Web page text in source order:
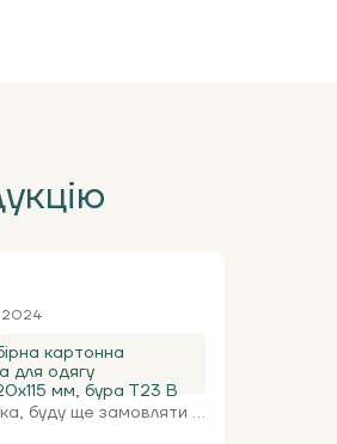
2024
картонна
для одягу
мм, бура Т23 В
буду ще замовляти ...